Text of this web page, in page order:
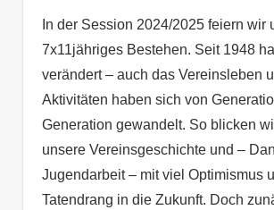
In der Session 2024/2025 feiern wir
7x11jähriges Bestehen. Seit 1948
verändert – auch das Vereinsleben
Aktivitäten haben sich von
Generation gewandelt. So blicken
unsere Vereinsgeschichte und –
Jugendarbeit – mit viel Optimismus
Tatendrang in die Zukunft. Doch